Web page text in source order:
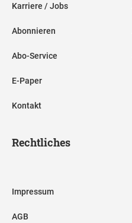
Karriere / Jobs
Abonnieren
Abo-Service
E-Paper
Kontakt
Rechtliches
Impressum
AGB